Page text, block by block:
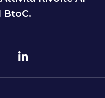
BtoC.